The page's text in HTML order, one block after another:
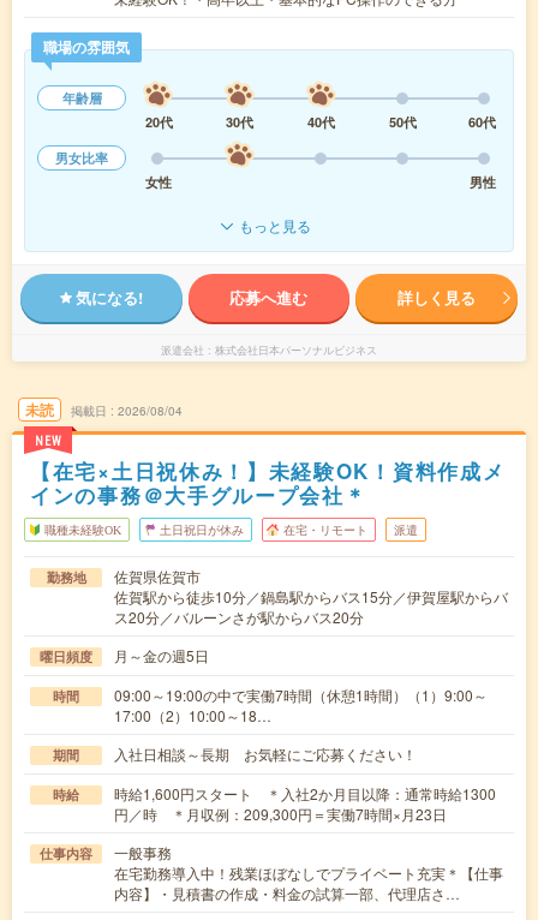
職場の雰囲気
年齢層
20代
30代 40代 50代
60代
男女比率
女性
男性
もっと見る
気になる! 応募へ進む 詳しく見る
派遣会社 株式会社日本パーソナルビジネス
未読
NEW
掲載日 2026/08/04
【在宅×土日祝休み！】未経験OK！資料作成メ
インの事務＠大手グループ会社＊
職種未経験OK 土日祝日が休み 在宅・リモート 派遣
勤務地
佐賀県佐賀市
佐賀駅から徒歩10分／鍋島駅からバス15分／伊賀屋駅からバ
ス20分／バルーンさが駅からバス20分
曜日頻度 月～金の週5日
時間
09:00～19:00の中で実働7時間（休憩1時間）（1）9:00～
17:00（2）10:00～18…
期間 入社日相談～長期 お気軽にご応募ください！
時給
時給1,600円スタート ＊入社2か月目以降：通常時給1300
円／時 ＊月収例：209,300円＝実働7時間×月23日
仕事内容
一般事務
在宅勤務導入中！残業ほぼなしでプライベート充実＊【仕事
内容】・見積書の作成・料金の試算一部、代理店さ…